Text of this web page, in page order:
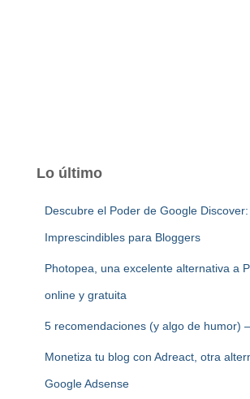
Lo último
Descubre el Poder de Google
Imprescindibles para Bloggers
Photopea, una excelente alternativa a
online y gratuita
5 recomendaciones (y algo de humor)
Monetiza tu blog con Adreact, otra
Google Adsense